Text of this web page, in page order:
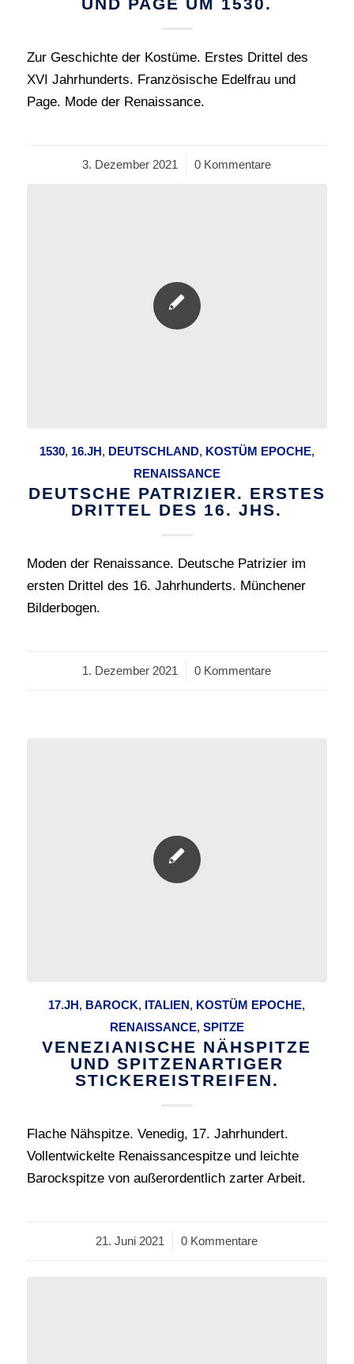
Zur Geschichte der Kostüme. Erstes Drittel des
XVI Jahrhunderts. Französische Edelfrau und
Page. Mode der Renaissance.
3. Dezember 2021
/ 0 Kommentare
1530, 16.JH, DEUTSCHLAND, KOSTÜM EPOCHE,
RENAISSANCE
DEUTSCHE PATRIZIER. ERSTES
DRITTEL DES 16. JHS.
Moden der Renaissance. Deutsche Patrizier im
ersten Drittel des 16. Jahrhunderts. Münchener
Bilderbogen.
1. Dezember 2021
/ 0 Kommentare
17.JH, BAROCK, ITALIEN, KOSTÜM EPOCHE,
RENAISSANCE, SPITZE
VENEZIANISCHE NÄHSPITZE
UND SPITZENARTIGER
STICKEREISTREIFEN.
Flache Nähspitze. Venedig, 17. Jahrhundert.
Vollentwickelte Renaissancespitze und leichte
Barockspitze von außerordentlich zarter Arbeit.
21. Juni 2021
/ 0 Kommentare